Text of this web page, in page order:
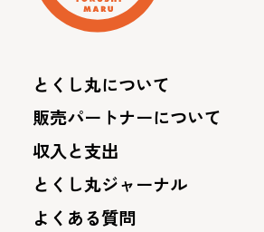
とくし丸について
販売パートナーについて
収入と支出
とくし丸ジャーナル
よくある質問